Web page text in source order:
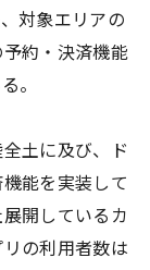
対象エリアの
約・決済機能
。
土に及び、ド
能を実装して
開しているカ
の利用者数は